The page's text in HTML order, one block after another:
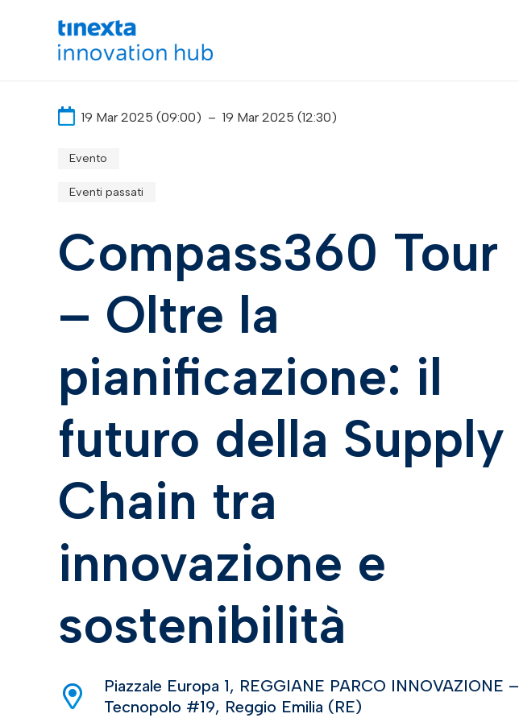
19 Mar 2025 (09:00) – 19 Mar 2025 (12:30)
Evento
Eventi passati
Compass360 Tour
– Oltre la
pianificazione: il
futuro della Supply
Chain tra
innovazione e
sostenibilità
Piazzale Europa 1, REGGIANE PARCO INNOVAZIONE –
Tecnopolo #19, Reggio Emilia (RE)